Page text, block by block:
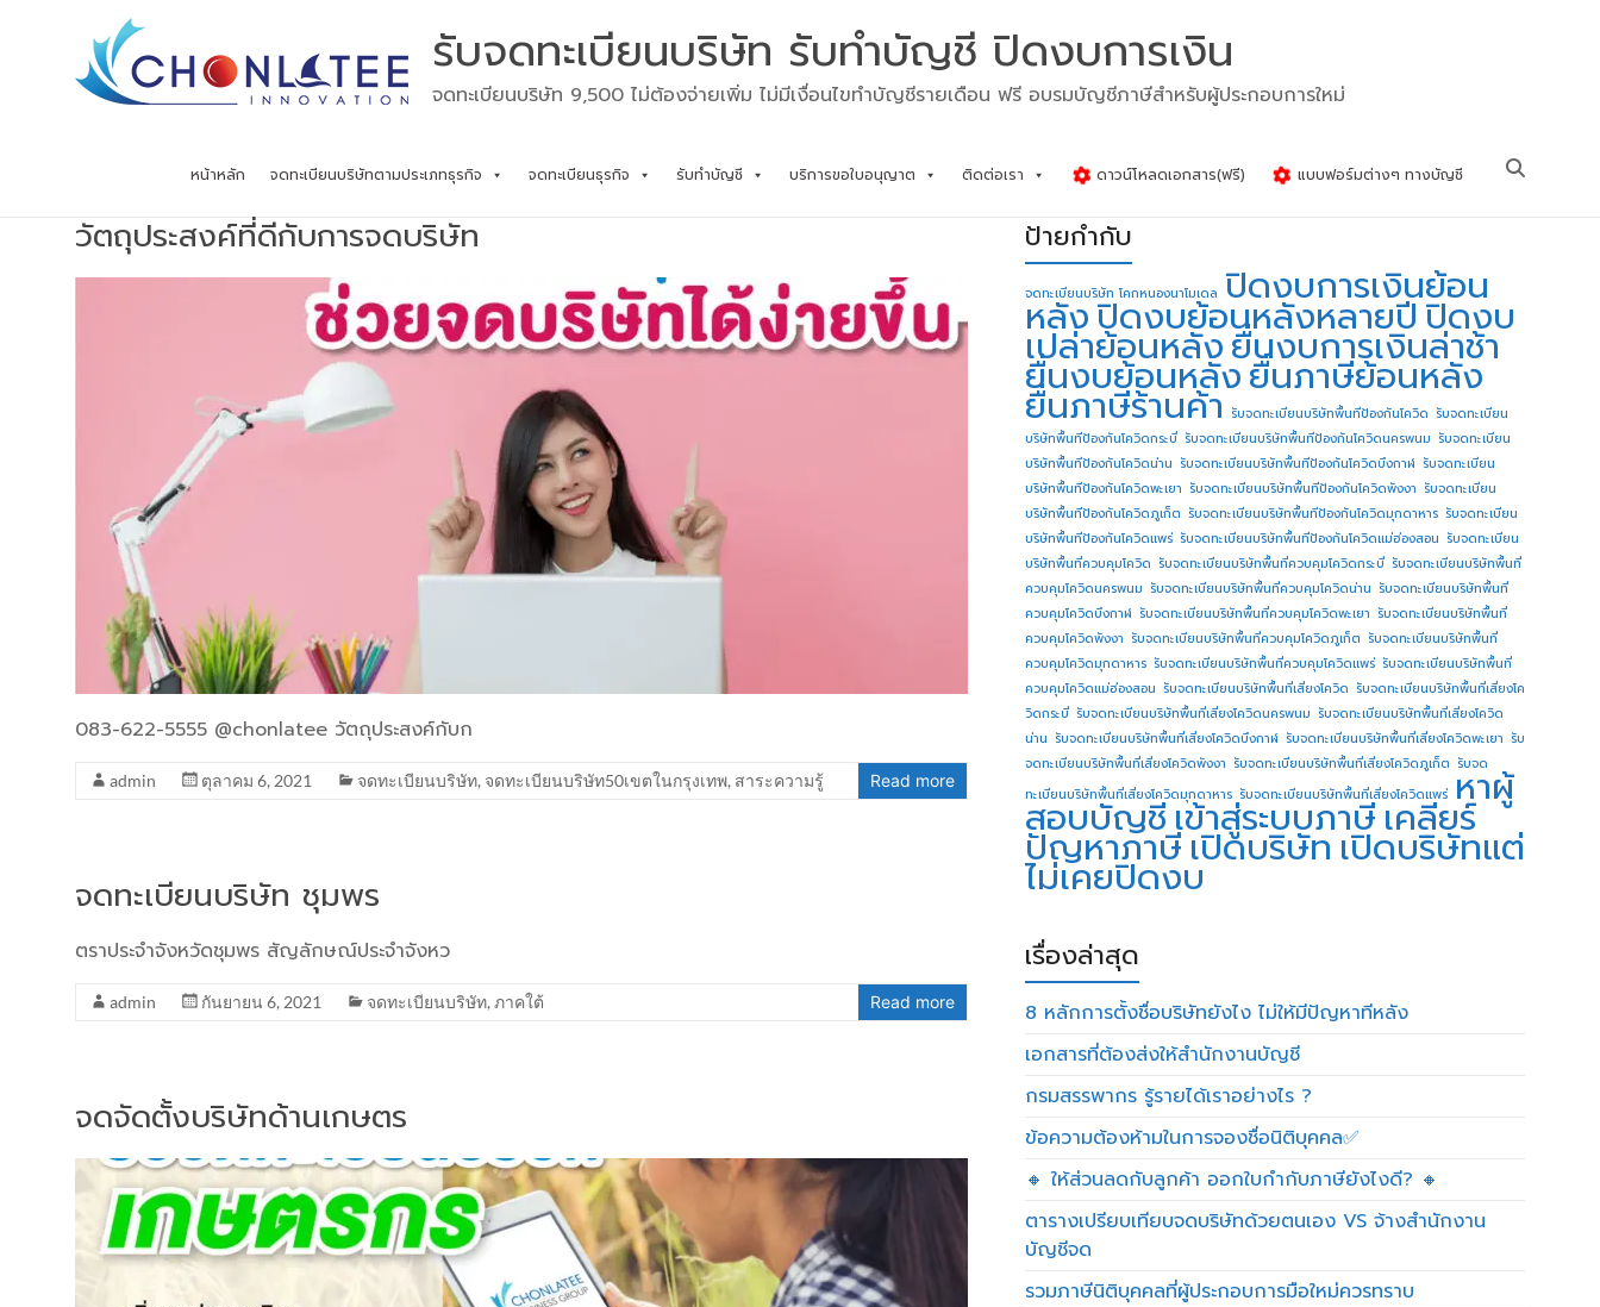
รับจดทะเบียนบริษัท รับทำบัญชี ปิดงบการเงิน
จดทะเบียนบริษัท 9,500 ไม่ต้องจ่ายเพิ่ม ไม่มีเงื่อนไขทำบัญชีรายเดือน ฟรี อบรมบัญชีภาษีสำหรับผู้ประกอบการใหม่
หน้าหลัก จดทะเบียนบริษัทตามประเภทธุรกิจ จดทะเบียนธุรกิจ รับทำบัญชี บริการขอใบอนุญาต ติดต่อเรา ดาวน์โหลดเอกสาร(ฟรี) แบบฟอร์มต่างๆ ทางบัญชี
วัตถุประสงค์ที่ดีกับการจดบริษัท
083-622-5555 @chonlatee วัตถุประสงค์กับก
admin ตุลาคม 6, 2021 จดทะเบียนบริษัท, จดทะเบียนบริษัท50เขตในกรุงเทพ, สาระความรู้ Read more
จดทะเบียนบริษัท ชุมพร
ตราประจำจังหวัดชุมพร สัญลักษณ์ประจำจังหว
admin กันยายน 6, 2021 จดทะเบียนบริษัท, ภาคใต้ Read more
จดจัดตั้งบริษัทด้านเกษตร
ป้ายกำกับ
จดทะเบียนบริษัท โคกหนองนาโมเดล ปิดงบการเงินย้อน
หลังปิดงบย้อนหลังหลายปี ปิดงบ
เปล่าย้อนหลังยื่นงบการเงินล่าช้า
ยื่นงบย้อนหลังยื่นภาษีย้อนหลัง
ยื่นภาษีร้านค้า รับจดทะเบียนบริษัทพื้นทีป้องกันโควิด รับจดทะเบียน
บริษัทพื้นทีป้องกันโควิดกระบี่ รับจดทะเบียนบริษัทพื้นทีป้องกันโควิดนครพนม รับจดทะเบียน
บริษัทพื้นทีป้องกันโควิดน่าน รับจดทะเบียนบริษัทพื้นทีป้องกันโควิดบึงกาฬ รับจดทะเบียน
บริษัทพื้นทีป้องกันโควิดพะเยา รับจดทะเบียนบริษัทพื้นทีป้องกันโควิดพังงา รับจดทะเบียน
บริษัทพื้นทีป้องกันโควิดภูเก็ต รับจดทะเบียนบริษัทพื้นทีป้องกันโควิดมุกดาหาร รับจดทะเบียน
บริษัทพื้นทีป้องกันโควิดแพร่ รับจดทะเบียนบริษัทพื้นทีป้องกันโควิดแม่ฮ่องสอน รับจดทะเบียน
บริษัทพื้นที่ควบคุมโควิด รับจดทะเบียนบริษัทพื้นที่ควบคุมโควิดกระบี่ รับจดทะเบียนบริษัทพื้นที่
ควบคุมโควิดนครพนม รับจดทะเบียนบริษัทพื้นที่ควบคุมโควิดน่าน รับจดทะเบียนบริษัทพื้นที่
ควบคุมโควิดบึงกาฬ รับจดทะเบียนบริษัทพื้นที่ควบคุมโควิดพะเยา รับจดทะเบียนบริษัทพื้นที่
ควบคุมโควิดพังงา รับจดทะเบียนบริษัทพื้นที่ควบคุมโควิดภูเก็ต รับจดทะเบียนบริษัทพื้นที่
ควบคุมโควิดมุกดาหาร รับจดทะเบียนบริษัทพื้นที่ควบคุมโควิดแพร่ รับจดทะเบียนบริษัทพื้นที่
ควบคุมโควิดแม่ฮ่องสอน รับจดทะเบียนบริษัทพื้นที่เสี่ยงโควิด รับจดทะเบียนบริษัทพื้นที่เสี่ยงโค
วิดกระบี่ รับจดทะเบียนบริษัทพื้นที่เสี่ยงโควิดนครพนม รับจดทะเบียนบริษัทพื้นที่เสี่ยงโควิด
น่าน รับจดทะเบียนบริษัทพื้นที่เสี่ยงโควิดบึงกาฬ รับจดทะเบียนบริษัทพื้นที่เสี่ยงโควิดพะเยา รับ
จดทะเบียนบริษัทพื้นที่เสี่ยงโควิดพังงา รับจดทะเบียนบริษัทพื้นที่เสี่ยงโควิดภูเก็ต รับจด
ทะเบียนบริษัทพื้นที่เสี่ยงโควิดมุกดาหาร รับจดทะเบียนบริษัทพื้นที่เสี่ยงโควิดแพร่ หาผู้
สอบบัญชี เข้าสู่ระบบภาษี เคลียร์
ปัญหาภาษีเปิดบริษัทเปิดบริษัทแต่
ไม่เคยปิดงบ
เรื่องล่าสุด
8 หลักการตั้งชื่อบริษัทยังไง ไม่ให้มีปัญหาทีหลัง
เอกสารที่ต้องส่งให้สำนักงานบัญชี
กรมสรรพากร รู้รายได้เราอย่างไร ?
ข้อความต้องห้ามในการจองชื่อนิติบุคคล✅
🔸 ให้ส่วนลดกับลูกค้า ออกใบกำกับภาษียังไงดี? 🔸
ตารางเปรียบเทียบจดบริษัทด้วยตนเอง VS จ้างสำนักงาน
บัญชีจด
รวมภาษีนิติบุคคลที่ผู้ประกอบการมือใหม่ควรทราบ